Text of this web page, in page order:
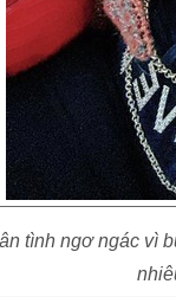
tình ngơ ngác vì